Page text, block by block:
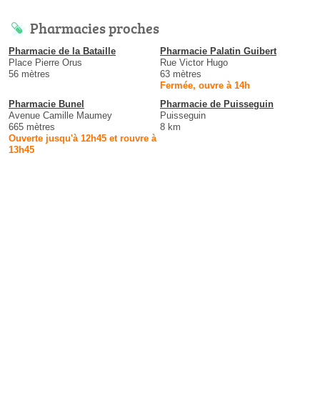
Pharmacies proches
Pharmacie de la Bataille
Place Pierre Orus
56 mètres
Pharmacie Palatin Guibert
Rue Victor Hugo
63 mètres
Fermée, ouvre à 14h
Pharmacie Bunel
Avenue Camille Maumey
665 mètres
Ouverte jusqu'à 12h45 et rouvre à
13h45
Pharmacie de Puisseguin
Puisseguin
8 km